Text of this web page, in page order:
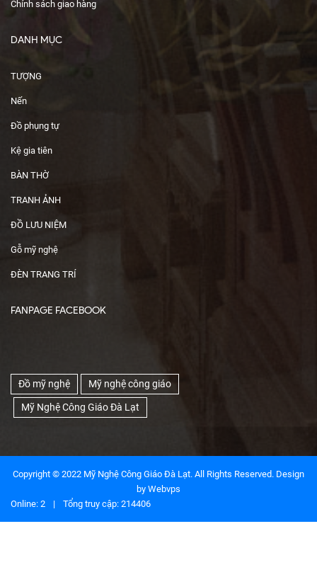
Chính sách giao hàng
DANH MỤC
TƯỢNG
Nến
Đồ phụng tự
Kệ gia tiên
BÀN THỜ
TRANH ẢNH
ĐỒ LƯU NIỆM
Gỗ mỹ nghệ
ĐÈN TRANG TRÍ
FANPAGE FACEBOOK
Đồ mỹ nghệ Mỹ nghệ công giáo
Mỹ Nghệ Công Giáo Đà Lạt
Copyright © 2022 Mỹ Nghệ Công Giáo Đà Lạt. All Rights Reserved. Design
by Webvps
Online: 2
| Tổng truy cập: 214406